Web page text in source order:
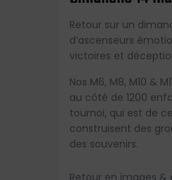
Retour sur un
d’ascenseurs
victoires et
Nos M6, M8, M10 &
au côté de 1200
tournoi, qui est de
construisent des
des souvenirs.